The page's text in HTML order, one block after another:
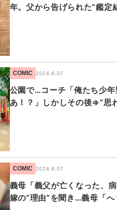
年。父から告げられた”鑑定
COMIC 2024.6.07
公園で…コーチ「俺たち少
あ！？」しかしその後⇒”思
COMIC 2024.6.07
義母「義父が亡くなった、
嫁の”理由”を聞き…義母「へ